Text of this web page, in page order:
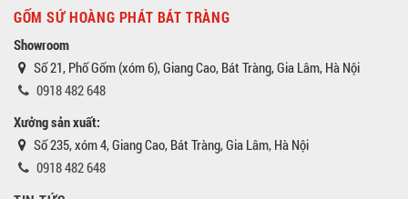
GỐM SỨ HOÀNG PHÁT BÁT TRÀNG
Showroom
Số 21, Phố Gốm (xóm 6), Giang Cao, Bát Tràng, Gia Lâm, Hà Nội
0918 482 648
Xưởng sản xuất:
Số 235, xóm 4, Giang Cao, Bát Tràng, Gia Lâm, Hà Nội
0918 482 648